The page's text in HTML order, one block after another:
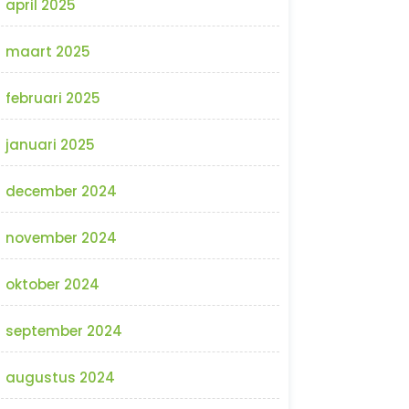
april 2025
maart 2025
februari 2025
januari 2025
december 2024
november 2024
oktober 2024
september 2024
augustus 2024